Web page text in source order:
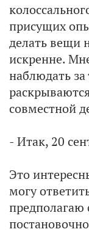
присущих
делать вещи
искренне.
наблюдать
совместной
- Итак, 20
Это
могу
предполагаю